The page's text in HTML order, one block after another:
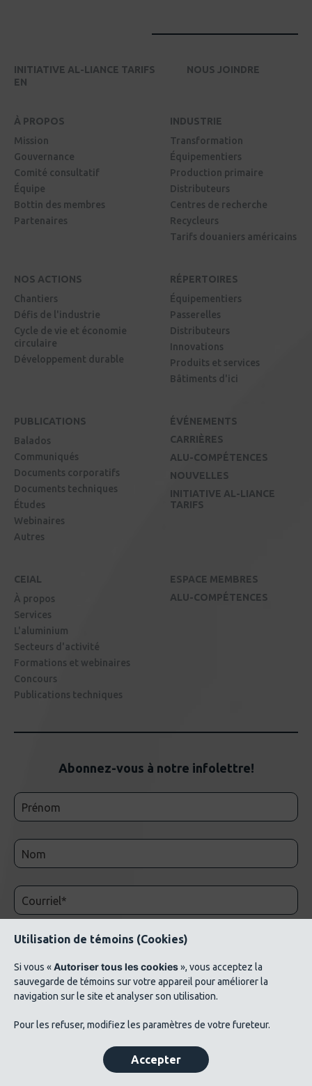
INITIATIVE AL-LIANCE TARIFS
NOUS JOINDRE
EN
À PROPOS
Mission
Gouvernance
Comité consultatif
Équipe
Bottin des membres
Partenaires
INDUSTRIE
Transformation
Équipementiers
Production primaire
Distributeurs
Centres de recherche
Recycleurs
Tarifs douaniers américains
NOS ACTIONS
Chantiers
Défis de l'industrie
Cycle de vie et économie
circulaire
Développement durable
RÉPERTOIRES
Équipementiers
Passerelles
Distributeurs
Innovations
Produits et services
Bâtiments d'ici
PUBLICATIONS
Balados
Communiqués
Documents corporatifs
Documents techniques
Études
Webinaires
Autres
ÉVÉNEMENTS
CARRIÈRES
ALU-COMPÉTENCES
NOUVELLES
INITIATIVE AL-LIANCE
TARIFS
CEIAL
À propos
Services
L'aluminium
Secteurs d'activité
Formations et webinaires
Concours
Publications techniques
ESPACE MEMBRES
ALU-COMPÉTENCES
Abonnez-vous à notre infolettre!
© 2026 AluQuébec. Tous droits réservés. // Conditions d’utilisation // Liste de crédits
Politique de confidentialité
Utilisation de témoins (Cookies)
Si vous «Autoriser tous les cookies», vous acceptez la
sauvegarde de témoins sur votre appareil pour améliorer la
navigation sur le site et analyser son utilisation.
Pour les refuser, modifiez les paramètres de votre fureteur.
Accepter